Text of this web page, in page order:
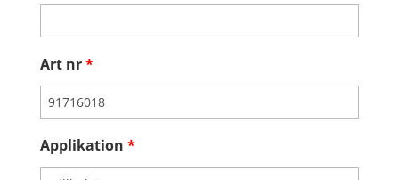
Art nr*
Applikation *